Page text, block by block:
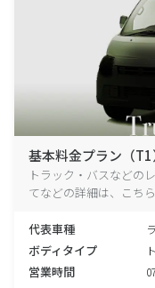
基本料金プラン（T1
トラック・バスなどの
てなどの詳細は、こち
代表車種
ボディタイプ
営業時間